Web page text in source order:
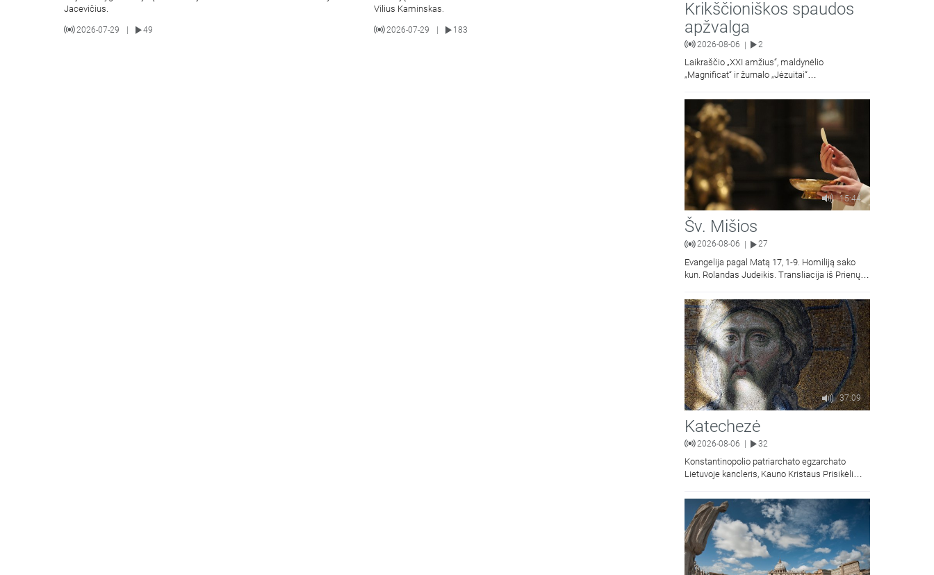
Jacevičius.
2026-07-29 49
Vilius Kaminskas.
2026-07-29 183
Krikščioniškos spaudos
apžvalga
2026-08-06 | 2
Laikraščio „XXI amžius“, maldynėlio
„Magnificat“ ir žurnalo „Jėzuitai“
15:44
Šv. Mišios
2026-08-06 27
Evangelija pagal Matą 17, 1-9. Homiliją sako
kun. Rolandas Judeikis. Transliacija iš Prienų
37:09
Katechezė
2026-08-06 32
Konstantinopolio patriarchato egzarchato
Lietuvoje kancleris, Kauno Kristaus Prisikėlimo
kunigas Vitalijus Mockus pasakoja apie
Kristaus Atsimainymo šventę.